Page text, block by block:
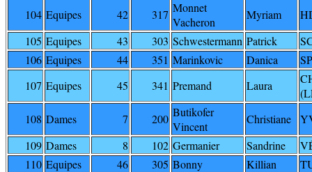
104 Equipes 42 317 Monnet
Vacheron
Myriam
105 Equipes 43 303 Schwestermann Patrick
106 Equipes 44 351 Marinkovic Danica
107 Equipes 45 341 Premand Laura
108 Dames 7 200 Butikofer
Vincent
Christiane
109 Dames 8 102 Germanier Sandrine
110 Equipes 46 305 Bonny Killian